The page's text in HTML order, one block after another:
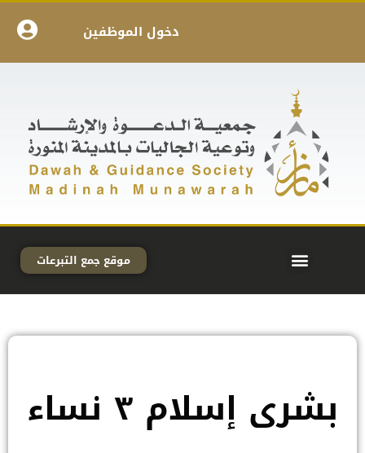
دخول الموظفين
موقع جمع التبرعات
بشرى إسلام ٣ نساء